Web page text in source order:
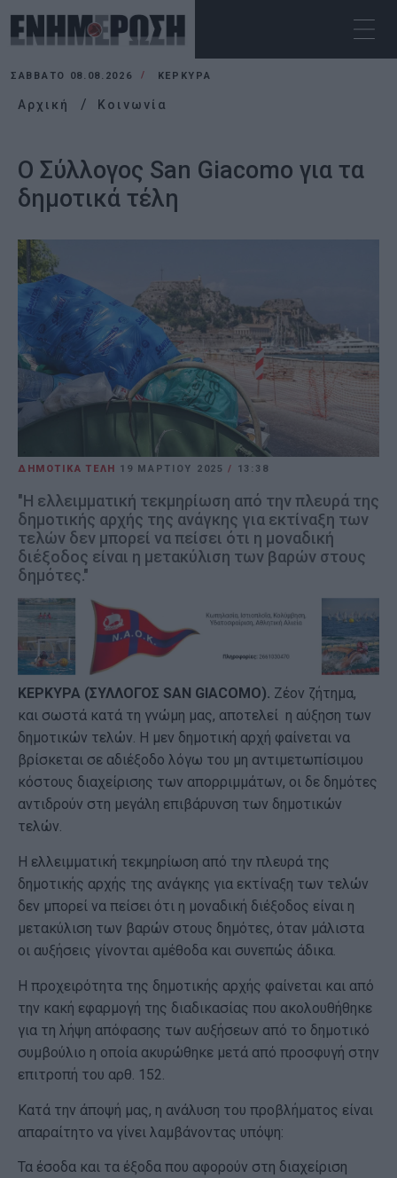
ΣΆΒΒΑΤΟ 08.08.2026 ΚΕΡΚΥΡΑ
Αρχική Κοινωνία
Ο Σύλλογος San Giacomo για τα
δημοτικά τέλη
ΔΗΜΟΤΙΚΑ ΤΕΛΗ 19 ΜΑΡΤΊΟΥ 2025/ 13:38
"Η ελλειμματική τεκμηρίωση από την πλευρά της
δημοτικής αρχής της ανάγκης για εκτίναξη των
τελών δεν μπορεί να πείσει ότι η μοναδική
διέξοδος είναι η μετακύλιση των βαρών στους
δημότες."
ΚΕΡΚΥΡΑ (ΣΥΛΛΟΓΟΣ SAN GIACOMO). Ζέον ζήτημα,
και σωστά κατά τη γνώμη μας, αποτελεί η αύξηση των
δημοτικών τελών. Η μεν δημοτική αρχή φαίνεται να
βρίσκεται σε αδιέξοδο λόγω του μη αντιμετωπίσιμου
κόστους διαχείρισης των απορριμμάτων, οι δε δημότες
αντιδρούν στη μεγάλη επιβάρυνση των δημοτικών
τελών.
Η ελλειμματική τεκμηρίωση από την πλευρά της
δημοτικής αρχής της ανάγκης για εκτίναξη των τελών
δεν μπορεί να πείσει ότι η μοναδική διέξοδος είναι η
μετακύλιση των βαρών στους δημότες, όταν μάλιστα
οι αυξήσεις γίνονται αμέθοδα και συνεπώς άδικα.
Η προχειρότητα της δημοτικής αρχής φαίνεται και από
την κακή εφαρμογή της διαδικασίας που ακολουθήθηκε
για τη λήψη απόφασης των αυξήσεων από το δημοτικό
συμβούλιο η οποία ακυρώθηκε μετά από προσφυγή στην
επιτροπή του αρθ. 152.
Κατά την άποψή μας, η ανάλυση του προβλήματος είναι
απαραίτητο να γίνει λαμβάνοντας υπόψη:
Τα έσοδα και τα έξοδα που αφορούν στη διαχείριση